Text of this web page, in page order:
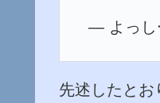
— よっし
先述したとお